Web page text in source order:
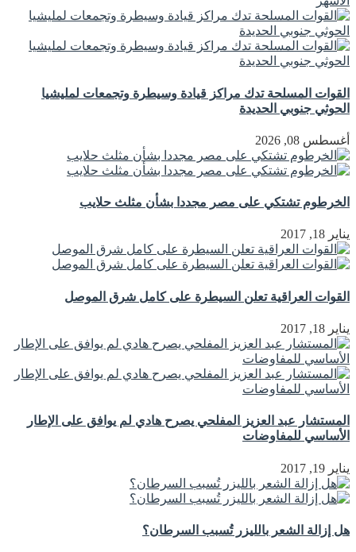
القوات المسلحة تدك مراكز قيادة وسيطرة وتجمعات لمليشيا
الحوثي جنوبي الحديدة
أغسطس 08, 2026
الخرطوم تشتكي على مصر مجددا بشأن مثلث حلايب
يناير 18, 2017
القوات العراقية تعلن السيطرة على كامل شرق الموصل
يناير 18, 2017
المستشار عبد العزيز المفلحي يصرح هادي لم يوافق على الإطار
الأساسي للمفاوضات
يناير 19, 2017
هل إزالة الشعر بالليزر تُسبب السرطان؟